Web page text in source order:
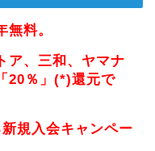
料。
ア、三和、ヤマナ
20％」(*)還元で
規入会キャンペー